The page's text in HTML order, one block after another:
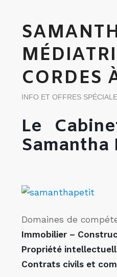
CORDES
INFO ET OFFRES
Le
Samantha
Domaines de
Immobilier –
Propriété
Contrats civils et